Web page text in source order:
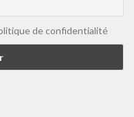
de confidentialité